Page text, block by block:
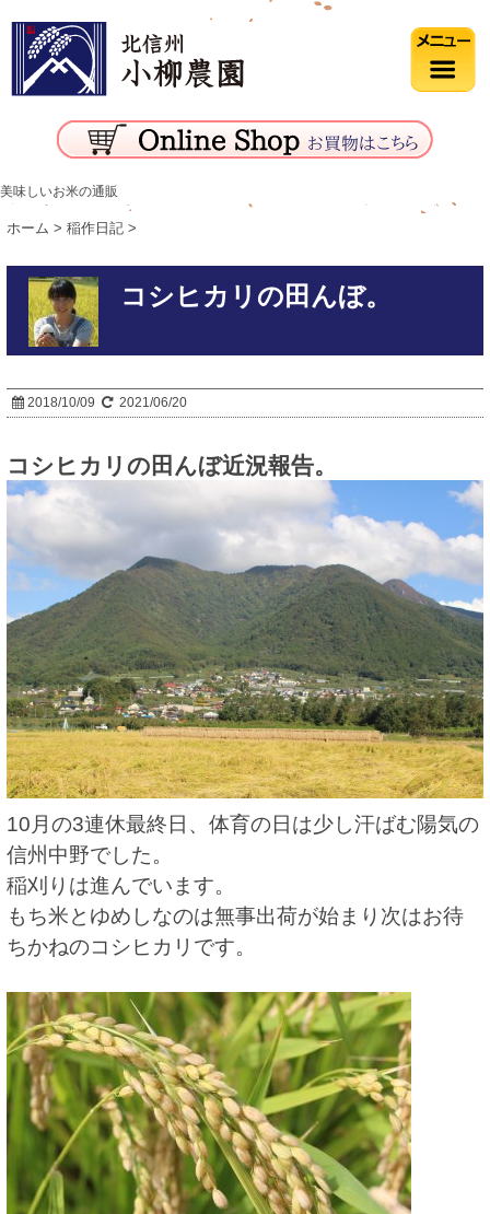
美味しいお米の通販
ホーム > 稲作日記 >
コシヒカリの田んぼ。
2018/10/09 2021/06/20
コシヒカリの田んぼ近況報告。
10月の3連休最終日、体育の日は少し汗ばむ陽気の
信州中野でした。
稲刈りは進んでいます。
もち米とゆめしなのは無事出荷が始まり次はお待
ちかねのコシヒカリです。